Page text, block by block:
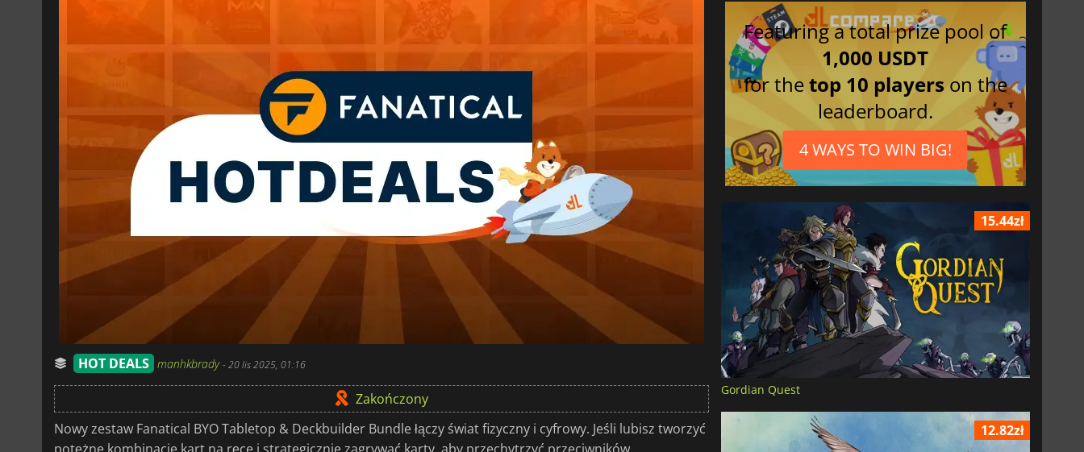
HOT DEALS manhkbrady-20 lis 2025, 01:16
Zakończony
Nowy zestaw Fanatical BYO Tabletop & Deckbuilder Bundle łączy świat fizyczny i cyfrowy. Jeśli lubisz tworzyć
potężne kombinacje kart na ręce i strategicznie zagrywać karty, aby przechytrzyć przeciwników,
Featuring a total prize pool of
1,000 USDT
for thetop 10 players on the
leaderboard.
4 WAYS TO WIN BIG!
15.44zł
Gordian Quest
12.82zł